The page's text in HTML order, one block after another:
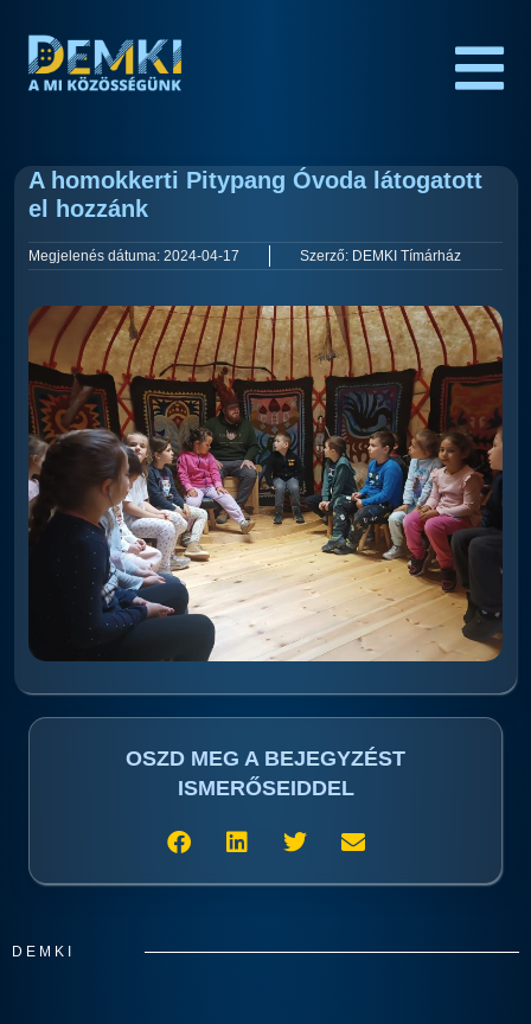
A homokkerti Pitypang Óvoda látogatott
el hozzánk
Megjelenés dátuma: 2024-04-17 Szerző: DEMKI Tímárház
OSZD MEG A BEJEGYZÉST
ISMERŐSEIDDEL
DEMKI